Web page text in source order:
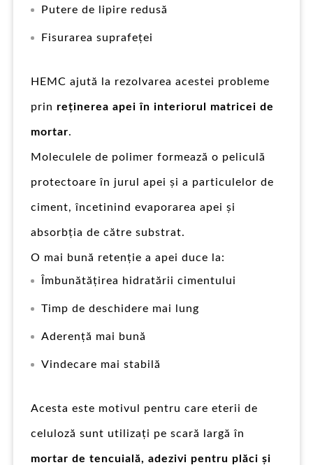
Putere de lipire redusă
Fisurarea suprafeței
HEMC ajută la rezolvarea acestei probleme
prin reținerea apei în interiorul matricei de
mortar.
Moleculele de polimer formează o peliculă
protectoare în jurul apei și a particulelor de
ciment, încetinind evaporarea apei și
absorbția de către substrat.
O mai bună retenție a apei duce la:
Îmbunătățirea hidratării cimentului
Timp de deschidere mai lung
Aderență mai bună
Vindecare mai stabilă
Acesta este motivul pentru care eterii de
celuloză sunt utilizați pe scară largă în
mortar de tencuială, adezivi pentru plăci și